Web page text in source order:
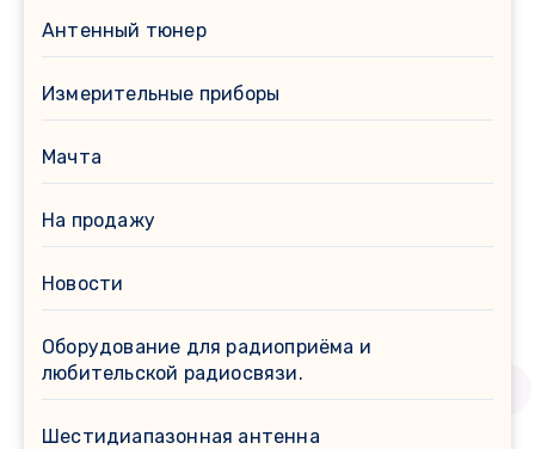
Антенный тюнер
Измерительные приборы
Мачта
На продажу
Новости
Оборудование для радиоприёма и
любительской радиосвязи.
Шестидиапазонная антенна